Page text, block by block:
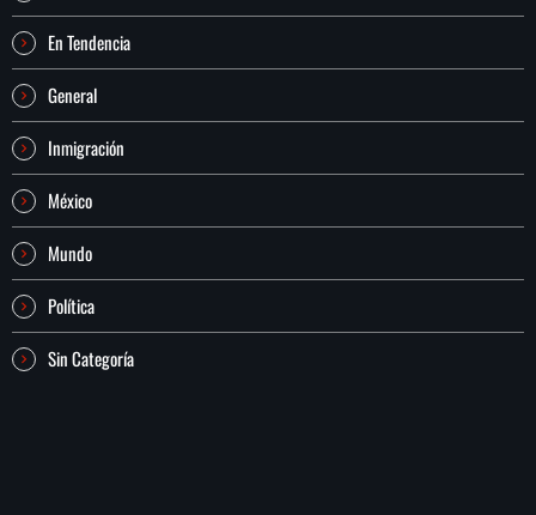
En Tendencia
General
Inmigración
México
Mundo
Política
Sin Categoría